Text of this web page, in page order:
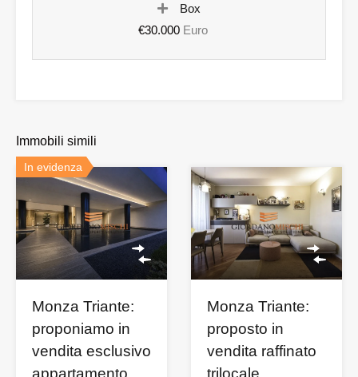
Box
€30.000 Euro
Immobili simili
In evidenza
Monza Triante:
proponiamo in
vendita esclusivo
appartamento
Monza Triante:
proposto in
vendita raffinato
trilocale